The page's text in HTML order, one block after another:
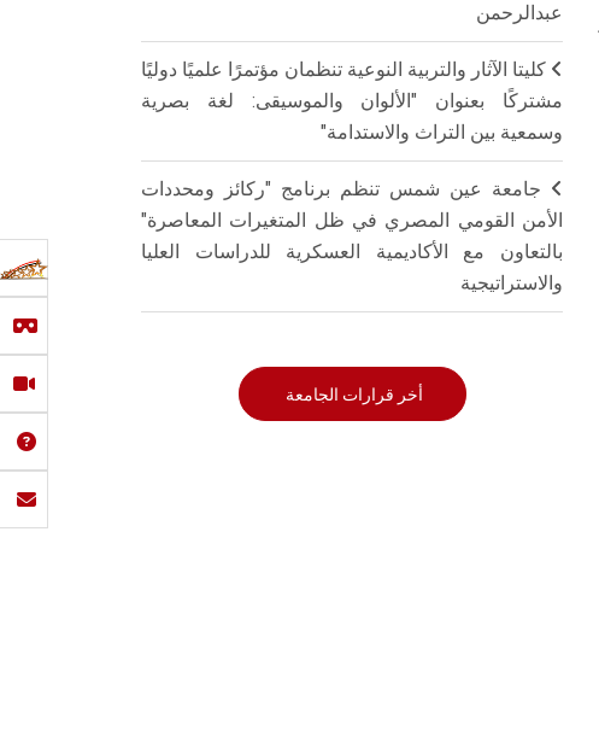
عبدالرحمن
كليتا الآثار والتربية النوعية تنظمان مؤتمرًا علميًا دوليًا
مشتركًا بعنوان "الألوان والموسيقى: لغة بصرية
وسمعية بين التراث والاستدامة"
جامعة عين شمس تنظم برنامج "ركائز ومحددات
الأمن القومي المصري في ظل المتغيرات المعاصرة"
بالتعاون مع الأكاديمية العسكرية للدراسات العليا
والاستراتيجية
أخر قرارات الجامعة